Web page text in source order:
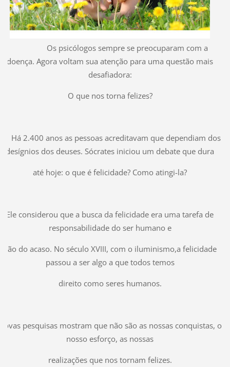
Os psicólogos sempre se preocuparam com a
doença. Agora voltam sua atenção para uma questão mais
desafiadora:
O que nos torna felizes?
2.400 anos as pessoas acreditavam que dependiam dos
desígnios dos deuses. Sócrates iniciou um debate que dura
até hoje: o que é felicidade? Como atingi-la?
Ele considerou que a busca da felicidade era uma tarefa de
responsabilidade do ser humano e
não do acaso. No século XVIII, com o iluminismo,a felicidade
passou a ser algo a que todos temos
direito como seres humanos.
pesquisas mostram que não são as nossas conquistas, o
nosso esforço, as nossas
realizações que nos tornam felizes.